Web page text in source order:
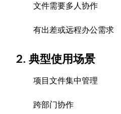
文件需要多人协作
有出差或远程办公需求
2. 典型使用场景
项目文件集中管理
跨部门协作